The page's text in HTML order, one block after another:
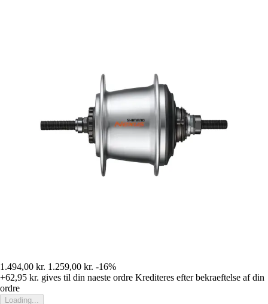
1.494,00 kr. 1.259,00 kr. -16%
+62,95 kr. gives til din naeste ordre Krediteres efter bekraeftelse af din
ordre
Loading...